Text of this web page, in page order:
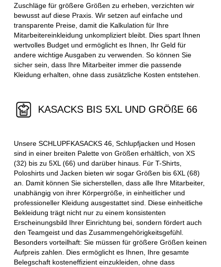
Zuschläge für größere Größen zu erheben, verzichten wir
bewusst auf diese Praxis. Wir setzen auf einfache und
transparente Preise, damit die Kalkulation für Ihre
Mitarbeitereinkleidung unkompliziert bleibt. Dies spart Ihnen
wertvolles Budget und ermöglicht es Ihnen, Ihr Geld für
andere wichtige Ausgaben zu verwenden. So können Sie
sicher sein, dass Ihre Mitarbeiter immer die passende
Kleidung erhalten, ohne dass zusätzliche Kosten entstehen.
KASACKS BIS 5XL UND GRÖßE 66
Unsere SCHLUPFKASACKS 46, Schlupfjacken und Hosen
sind in einer breiten Palette von Größen erhältlich, von XS
(32) bis zu 5XL (66) und darüber hinaus. Für T-Shirts,
Poloshirts und Jacken bieten wir sogar Größen bis 6XL (68)
an. Damit können Sie sicherstellen, dass alle Ihre Mitarbeiter,
unabhängig von ihrer Körpergröße, in einheitlicher und
professioneller Kleidung ausgestattet sind. Diese einheitliche
Bekleidung trägt nicht nur zu einem konsistenten
Erscheinungsbild Ihrer Einrichtung bei, sondern fördert auch
den Teamgeist und das Zusammengehörigkeitsgefühl.
Besonders vorteilhaft: Sie müssen für größere Größen keinen
Aufpreis zahlen. Dies ermöglicht es Ihnen, Ihre gesamte
Belegschaft kosteneffizient einzukleiden, ohne dass